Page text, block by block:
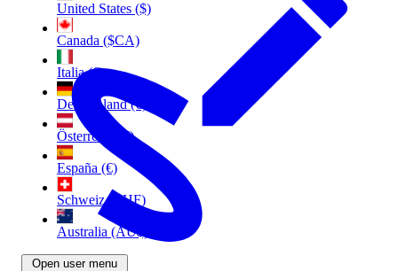
United States ($)
Canada ($CA)
Italia (€)
Deutschland (€)
Österreich (€)
España (€)
Schweiz (CHF)
Australia (AU$)
Open user menu